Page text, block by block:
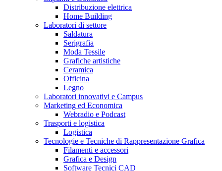
Distribuzione elettrica
Home Building
Laboratori di settore
Saldatura
Serigrafia
Moda Tessile
Grafiche artistiche
Ceramica
Officina
Legno
Laboratori innovativi e Campus
Marketing ed Economica
Webradio e Podcast
Trasporti e logistica
Logistica
Tecnologie e Tecniche di Rappresentazione Grafica
Filamenti e accessori
Grafica e Design
Software Tecnici CAD